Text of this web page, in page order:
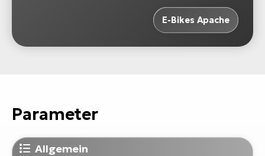
E-Bikes Apache
Parameter
Allgemein